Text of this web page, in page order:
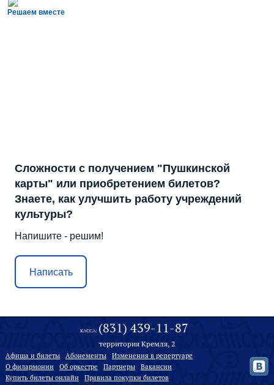
Решаем вместе
Сложности с получением "Пушкинской
карты" или приобретением билетов?
Знаете, как улучшить работу учреждений
культуры?
Напишите - решим!
Написать
КАССА: (831) 439-11-87
территория Кремля, 2
Афиша и билеты Абонементы
Изменения в репертуаре
О филармонии
Oб оркестре Партнеры
Вакансии
Купить билеты онлайн
Правила покупки билетов